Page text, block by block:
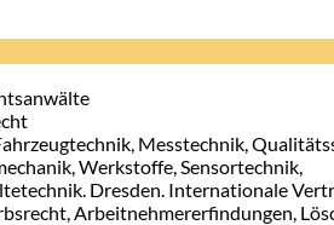
Messtechnik,
Werkstoffe, Sensortechnik,
Dresden. Internationale
Arbeitnehmererfindungen,